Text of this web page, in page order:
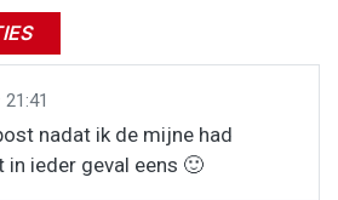
21:41
nadat ik de mijne had
in ieder geval eens 🙂